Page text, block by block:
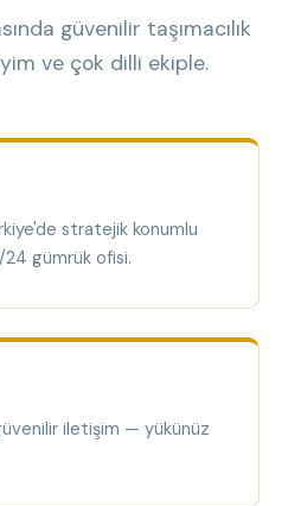
güvenilir taşımacılık
ve çok dilli ekiple.
stratejik konumlu
gümrük ofisi.
iletişim — yükünüz